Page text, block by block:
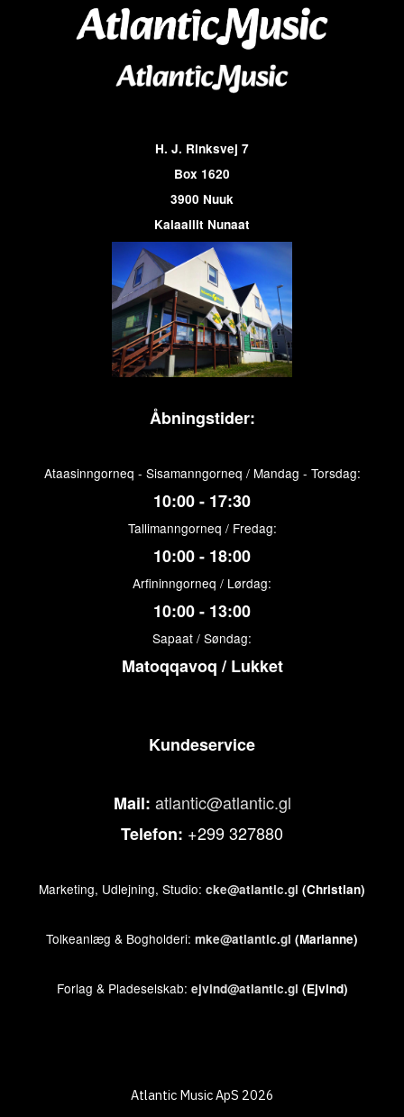
H. J. Rinksvej 7
Box 1620
3900 Nuuk
Kalaallit Nunaat
Åbningstider:
Ataasinngorneq - Sisamanngorneq / Mandag - Torsdag:
10:00 - 17:30
Tallimanngorneq / Fredag:
10:00 - 18:00
Arfininngorneq / Lørdag:
10:00 - 13:00
Sapaat / Søndag:
Matoqqavoq / Lukket
Kundeservice
Mail: atlantic@atlantic.gl
Telefon: +299 327880
Marketing, Udlejning, Studio: cke@atlantic.gl (Christian)
Tolkeanlæg & Bogholderi: mke@atlantic.gl (Marianne)
Forlag & Pladeselskab: ejvind@atlantic.gl (Ejvind)
Atlantic Music ApS 2026